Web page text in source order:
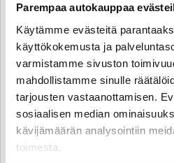
Parempaa autokauppaa
Käytämme evästeitä
käyttökokemusta ja
varmistamme sivuston
mahdollistamme sinulle
tarjousten vastaanottamisen.
sosiaalisen median
kävijämäärän analysointiin
toimesta.
Peugeot Expert
BlueHDi 145 EAT8-automaatti XL -